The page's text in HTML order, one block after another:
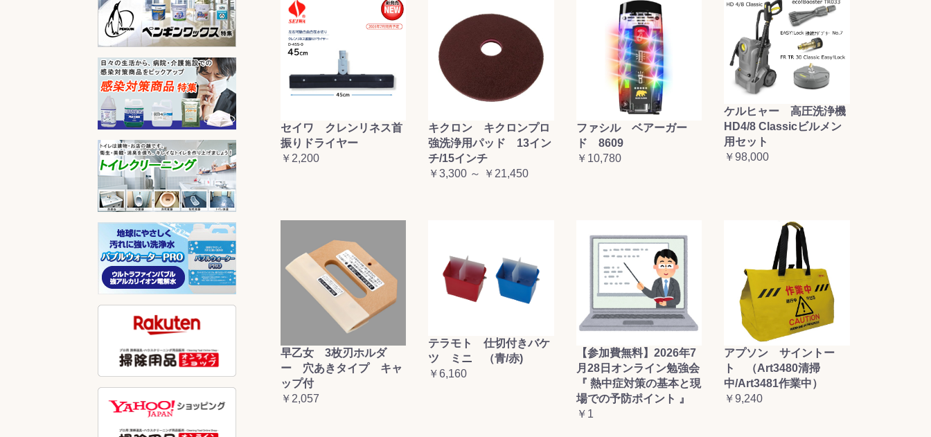
お買い物を続ける カートへ進む
セイワ クレンリネス首
振りドライヤー
￥2,200
キクロン キクロンプロ
強洗浄用パッド 13イン
チ/15インチ
￥3,300 ～ ￥21,450
ファシル ベアーガー
ド 8609
￥10,780
ケルヒャー 高圧洗浄機
HD4/8 Classicビルメン
用セット
￥98,000
早乙女 3枚刃ホルダ
ー 穴あきタイプ キャ
ップ付
￥2,057
テラモト 仕切付きバケ
ツ ミニ （青/赤)
￥6,160
【参加費無料】2026年7
月28日オンライン勉強会
『 熱中症対策の基本と現
場での予防ポイント 』
￥1
アプソン サイントー
ト （Art3480清掃
中/Art3481作業中）
￥9,240